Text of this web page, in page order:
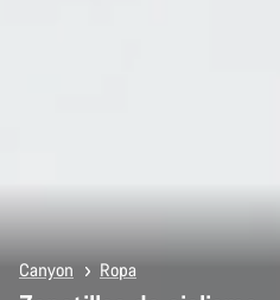
Canyon Ropa